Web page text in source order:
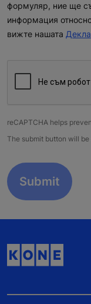
формуляр, ние ще
информация
вижте нашата
reCAPTCHA helps
The submit button will